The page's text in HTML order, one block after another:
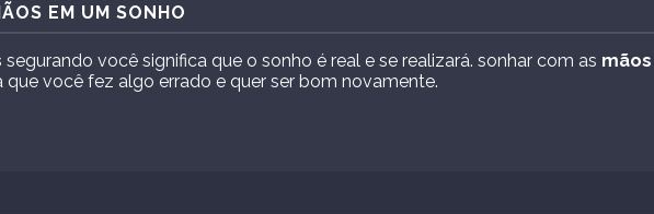
EM UM SONHO
segurando você significa que o sonho é real e se realizará. sonhar com as mãos
você fez algo errado e quer ser bom novamente.